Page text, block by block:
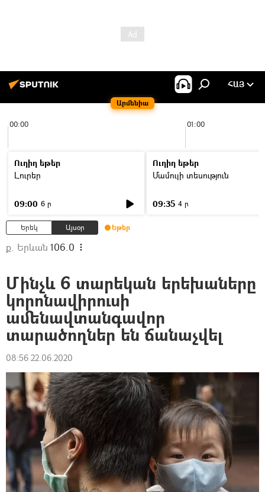
Արմենիա
ՀԱՅ
00:00 01:00
Ուղիղ եթեր
Լուրեր
09:00 6 ր
Ուղիղ եթեր
Մամուլի տեսություն
09:35 4 ր
Երեկ Այսօր Եթեր
ք. Երևան 106.0
Մինչև 6 տարեկան երեխաները
կորոնավիրուսի
ամենավտանգավոր
տարածողներ են ճանաչվել
08:56 22.06.2020